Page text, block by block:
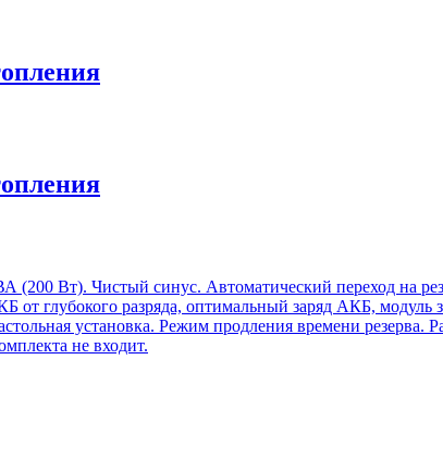
(200 Вт). Чистый синус. Автоматический переход на
глубокого разряда, оптимальный заряд АКБ, модуль
установка. Режим продления времени резерва.
не входит.